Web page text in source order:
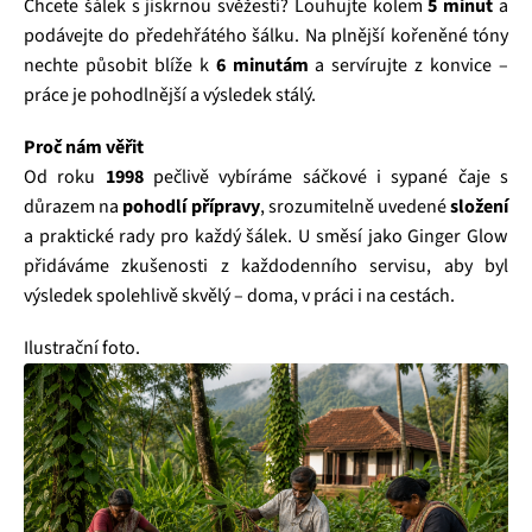
Chcete šálek s jiskrnou svěžestí? Louhujte kolem5 minut a
podávejte do předehřátého šálku. Na plnější kořeněné tóny
nechte působit blíže k 6 minutám a servírujte z konvice –
práce je pohodlnější a výsledek stálý.
Proč nám věřit
Od roku 1998pečlivě vybíráme sáčkové i sypané čaje s
důrazem na pohodlí přípravy, srozumitelně uvedenésložení
a praktické rady pro každý šálek. U směsí jako Ginger Glow
přidáváme zkušenosti z každodenního servisu, aby byl
výsledek spolehlivě skvělý – doma, v práci i na cestách.
Ilustrační foto.